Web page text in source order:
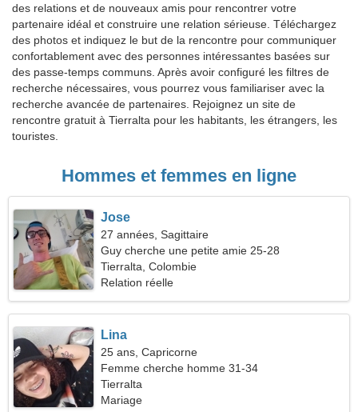
des relations et de nouveaux amis pour rencontrer votre
partenaire idéal et construire une relation sérieuse. Téléchargez
des photos et indiquez le but de la rencontre pour communiquer
confortablement avec des personnes intéressantes basées sur
des passe-temps communs. Après avoir configuré les filtres de
recherche nécessaires, vous pourrez vous familiariser avec la
recherche avancée de partenaires. Rejoignez un site de
rencontre gratuit à Tierralta pour les habitants, les étrangers, les
touristes.
Hommes et femmes en ligne
Jose
27 années, Sagittaire
Guy cherche une petite amie 25-28
Tierralta, Colombie
Relation réelle
Lina
25 ans, Capricorne
Femme cherche homme 31-34
Tierralta
Mariage